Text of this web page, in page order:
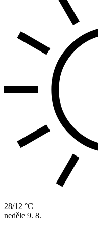
28/12 °C
neděle 9. 8.